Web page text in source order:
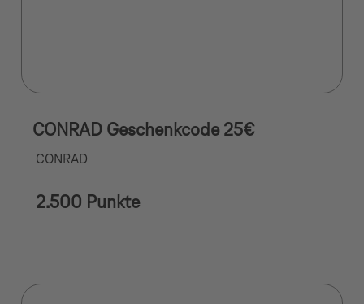
CONRAD Geschenkcode 25€
CONRAD
2.500 Punkte